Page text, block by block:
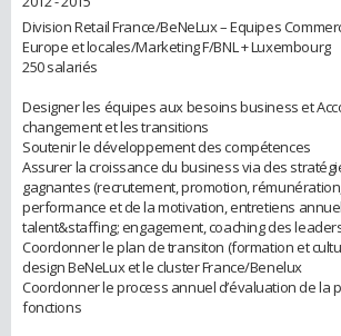
Division Retail France/BeNeLux – Equipes
Europe et locales/Marketing F/BNL + Luxembourg
250 salariés
Designer les équipes aux besoins business et
changement et les transitions
Soutenir le développement des compétences
Assurer la croissance du business via des
gagnantes (recrutement, promotion,
performance et de la motivation, entretiens
talent&staffing; engagement, coaching des
Coordonner le plan de transiton (formation et
design BeNeLux et le cluster France/Benelux
Coordonner le process annuel d’évaluation de la
fonctions